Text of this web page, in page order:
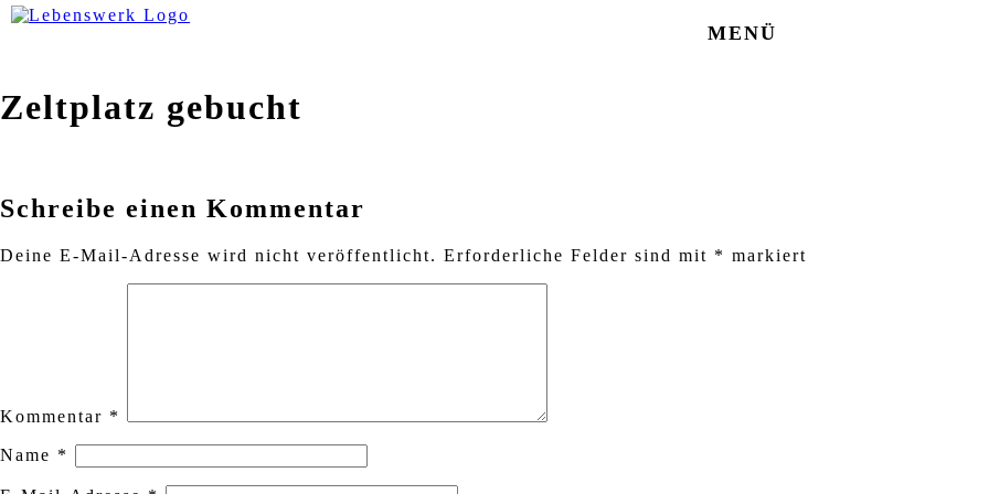
Zum Inhalt springen
MENÜ
Zeltplatz gebucht
Schreibe einen Kommentar
Deine E-Mail-Adresse wird nicht veröffentlicht. Erforderliche Felder sind mit * markiert
Kommentar *
Name *